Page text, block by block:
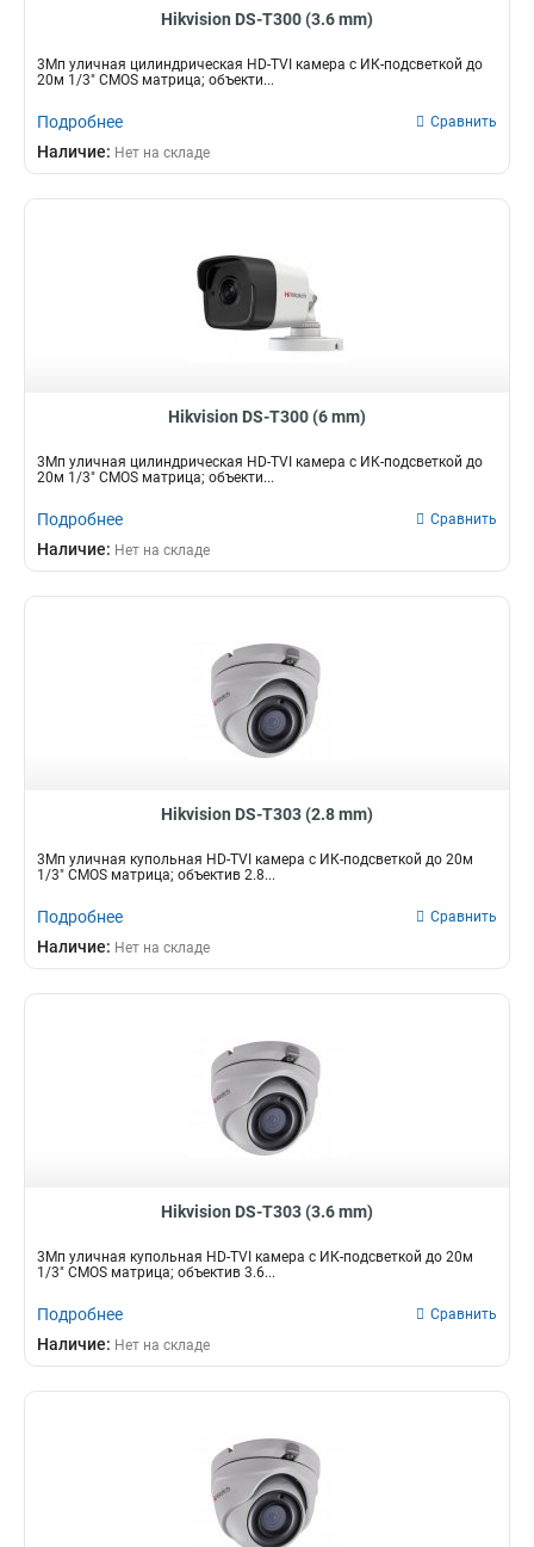
Hikvision DS-T300 (3.6 mm)
3Мп уличная цилиндрическая HD-TVI камера с ИК-подсветкой до
20м 1/3" CMOS матрица; объекти...
Подробнее Сравнить
Наличие: Нет на складе
Hikvision DS-T300 (6 mm)
3Мп уличная цилиндрическая HD-TVI камера с ИК-подсветкой до
20м 1/3" CMOS матрица; объекти...
Подробнее Сравнить
Наличие: Нет на складе
Hikvision DS-T303 (2.8 mm)
3Мп уличная купольная HD-TVI камера с ИК-подсветкой до 20м
1/3" CMOS матрица; объектив 2.8...
Подробнее Сравнить
Наличие: Нет на складе
Hikvision DS-T303 (3.6 mm)
3Мп уличная купольная HD-TVI камера с ИК-подсветкой до 20м
1/3" CMOS матрица; объектив 3.6...
Подробнее Сравнить
Наличие: Нет на складе